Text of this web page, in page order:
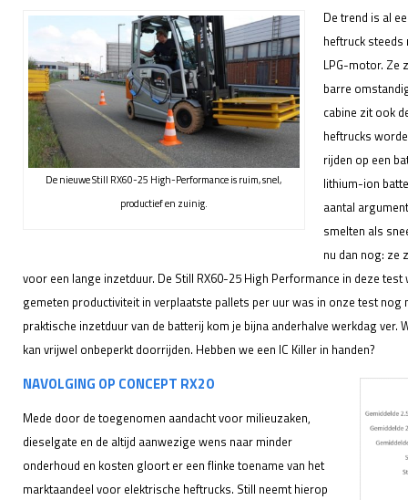
De nieuwe Still RX60-25 High-Performance is ruim, snel,
productief en zuinig.
De trend is al
heftruck
LPG-motor. Ze
barre
cabine zit ook
heftrucks
rijden op een
lithium-ion
aantal
smelten als
nu dan nog: ze
voor een lange inzetduur. De Still RX60-25 High Performance in deze
gemeten productiviteit in verplaatste pallets per uur was in onze test
praktische inzetduur van de batterij kom je bijna anderhalve werkdag ver.
kan vrijwel onbeperkt doorrijden. Hebben we een IC Killer in handen?
NAVOLGING OP CONCEPT RX20
Mede door de toegenomen aandacht voor milieuzaken,
dieselgate en de altijd aanwezige wens naar minder
onderhoud en kosten gloort er een flinke toename van het
marktaandeel voor elektrische heftrucks. Still neemt hierop